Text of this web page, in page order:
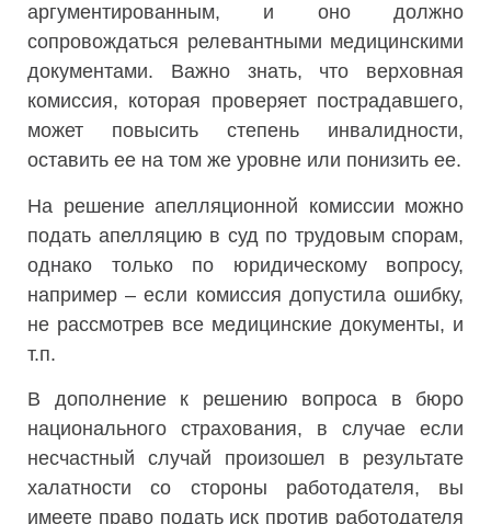
аргументированным, и оно должно
сопровождаться релевантными медицинскими
документами. Важно знать, что верховная
комиссия, которая проверяет пострадавшего,
может повысить степень инвалидности,
оставить ее на том же уровне или понизить ее.
На решение апелляционной комиссии можно
подать апелляцию в суд по трудовым спорам,
однако только по юридическому вопросу,
например – если комиссия допустила ошибку,
не рассмотрев все медицинские документы, и
т.п.
В дополнение к решению вопроса в бюро
национального страхования, в случае если
несчастный случай произошел в результате
халатности со стороны работодателя, вы
имеете право подать иск против работодателя